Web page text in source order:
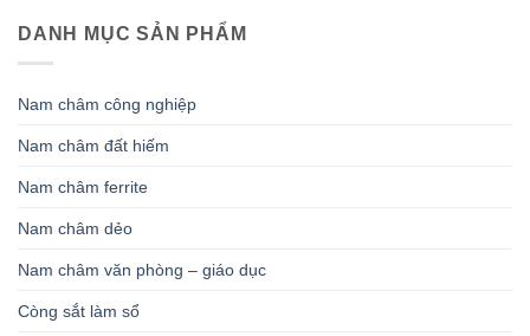
DANH MỤC SẢN PHẨM
Nam châm công nghiệp
Nam châm đất hiếm
Nam châm ferrite
Nam châm dẻo
Nam châm văn phòng – giáo dục
Còng sắt làm sổ